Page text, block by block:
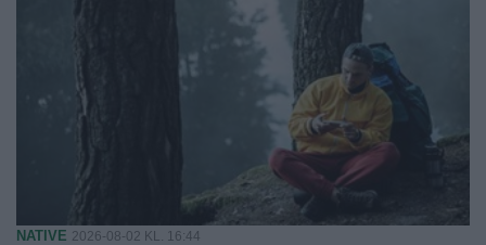
NATIVE 2026-08-02 KL. 16:44